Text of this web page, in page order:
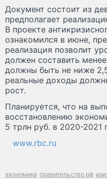
Документ состоит из
предполагает
В проекте
ознакомился в июне,
реализация позволит
должен составить
должны быть не ниже
реальные доходы
рост.
Планируется, что на
восстановлению
5 трлн руб. в 2020-2021
www.rbc.ru
экономика правительство рф